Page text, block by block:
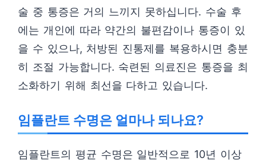
술 중 통증은 거의 느끼지 못하십니다. 수술 후
에는 개인에 따라 약간의 불편감이나 통증이 있
을 수 있으나, 처방된 진통제를 복용하시면 충분
히 조절 가능합니다. 숙련된 의료진은 통증을 최
소화하기 위해 최선을 다하고 있습니다.
임플란트 수명은 얼마나 되나요?
임플란트의 평균 수명은 일반적으로 10년 이상